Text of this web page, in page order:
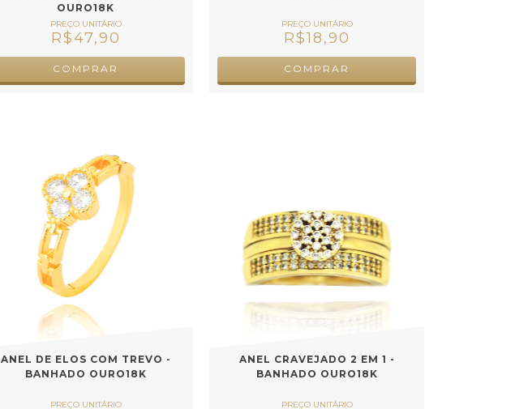
OURO18K
R$47,90
COMPRAR
R$18,90
COMPRAR
ANEL DE ELOS COM TREVO -
BANHADO OURO18K
ANEL CRAVEJADO 2 EM 1 -
BANHADO OURO18K